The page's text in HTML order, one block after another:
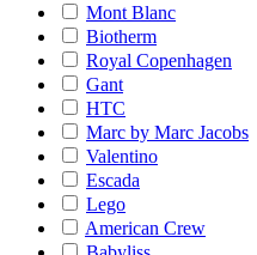
Mont Blanc
Biotherm
Royal Copenhagen
Gant
HTC
Marc by Marc Jacobs
Valentino
Escada
Lego
American Crew